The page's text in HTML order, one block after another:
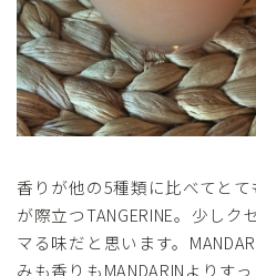
香りが他の5種類に比べてと
が際立つTANGERINE。少し
マる味だと思います。
みも香りもMANDARINよりす